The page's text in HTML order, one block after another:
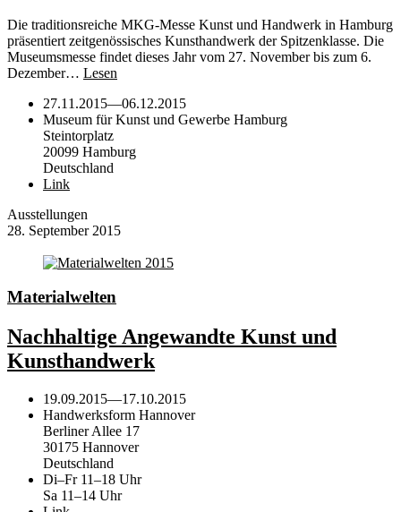
Die traditionsreiche MKG-Messe Kunst und Handwerk in Hamburg
präsentiert zeitgenössisches Kunsthandwerk der Spitzenklasse. Die
Museumsmesse findet dieses Jahr vom 27. November bis zum 6.
Dezember… Lesen
27.11.2015—06.12.2015
Museum für Kunst und Gewerbe Hamburg
Steintorplatz
20099 Hamburg
Deutschland
Link
Ausstellungen
28. September 2015
Materialwelten
Nachhaltige Angewandte Kunst und
Kunsthandwerk
19.09.2015—17.10.2015
Handwerksform Hannover
Berliner Allee 17
30175 Hannover
Deutschland
Di–Fr 11–18 Uhr
Sa 11–14 Uhr